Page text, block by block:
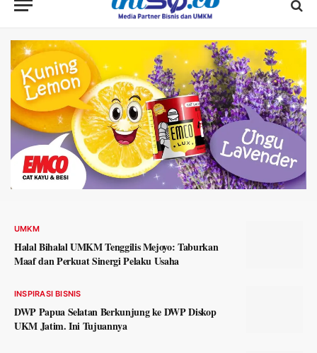
UMKM
Halal Bihalal UMKM Tenggilis Mejoyo: Taburkan
Maaf dan Perkuat Sinergi Pelaku Usaha
INSPIRASI BISNIS
DWP Papua Selatan Berkunjung ke DWP Diskop
UKM Jatim. Ini Tujuannya